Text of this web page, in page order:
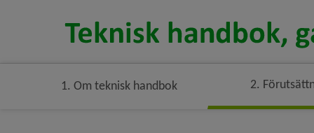
1. Om teknisk handbok 2.